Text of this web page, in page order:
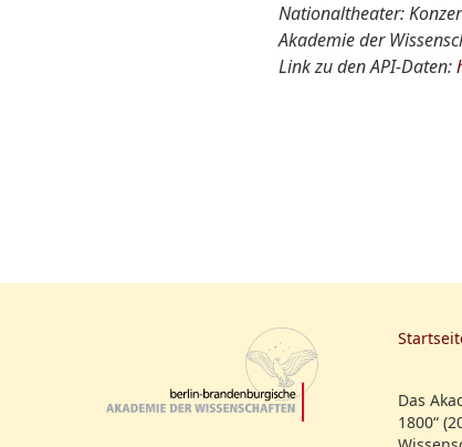
Nationaltheater
Nationaltheater:
Akademie der
Link zu den API-Daten:
Das
1800“